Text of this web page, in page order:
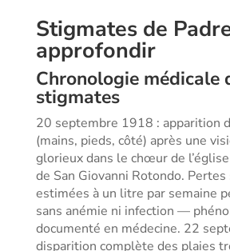
Stigmates de
approfondir
Chronologie médicale
stigmates
20 septembre 1918 : apparition
(mains, pieds, côté) après une
glorieux dans le chœur de
de San Giovanni Rotondo. Pertes
estimées à un litre par semaine
sans anémie ni infection —
documenté en médecine. 22
disparition complète des plaies